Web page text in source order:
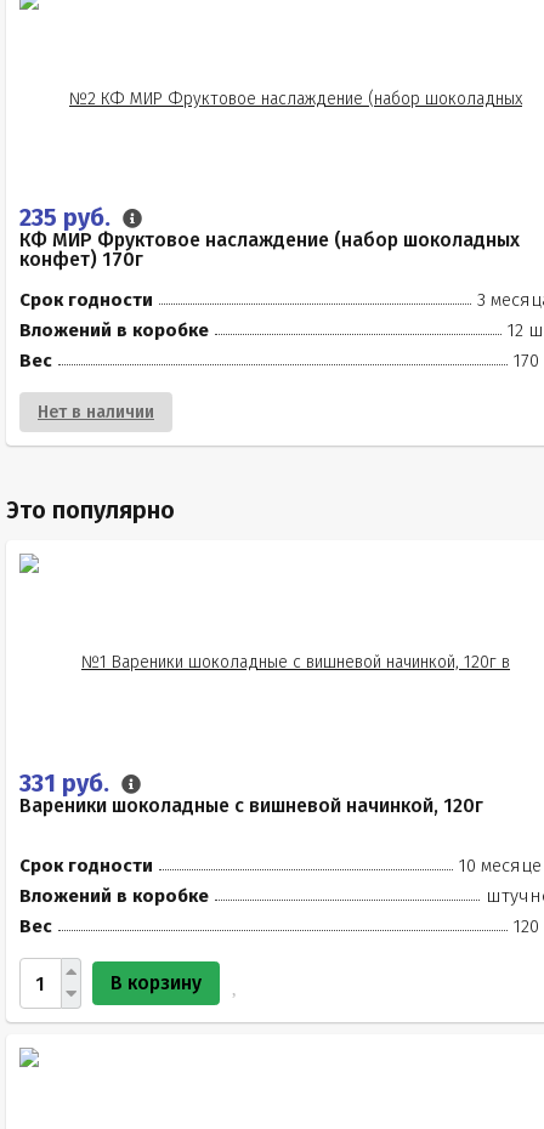
235 руб.
КФ МИР Фруктовое наслаждение (набор шоколадных
конфет) 170г
Срок годности
3
Вложений в коробке
12
Вес
170
Нет в наличии
Это популярно
331 руб.
Вареники шоколадные с вишневой начинкой, 120г
Срок годности
10
Вложений в коробке
Вес
120
В корзину